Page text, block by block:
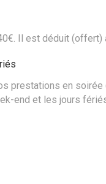
Il est déduit (offert)
prestations en
end et les jours